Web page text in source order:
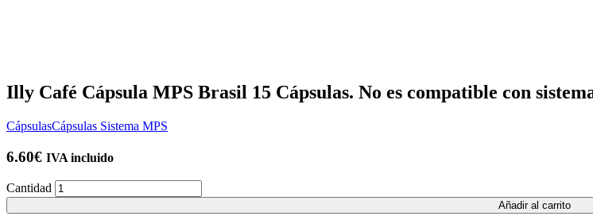
Illy Café Cápsula MPS Brasil 15 Cápsulas. No es compatible con
CápsulasCápsulas Sistema MPS
6.60€ IVA incluido
Cantidad
Añadir al carrito